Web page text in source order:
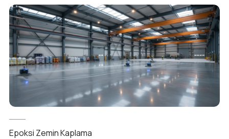
Epoksi Zemin Kaplama